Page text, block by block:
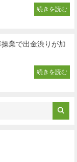
続きを読む
業で出金渋りが加
続きを読む